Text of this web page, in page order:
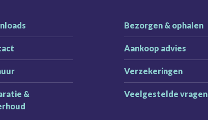
&
Bezorgen & ophalen
Aankoop advies
Verzekeringen
Veelgestelde vragen